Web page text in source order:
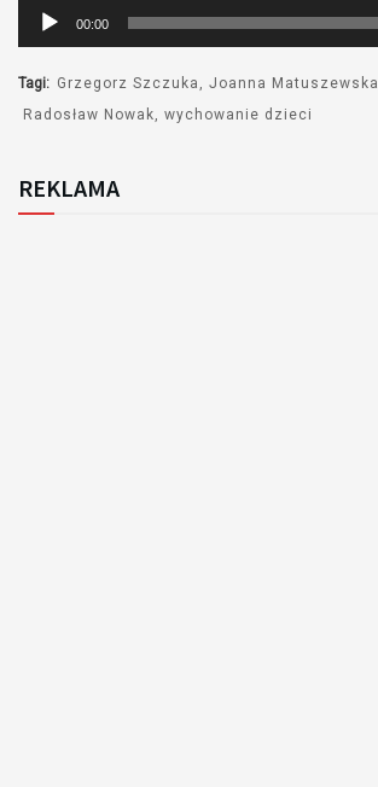
Odtwarzacz
plików
dźwiękowych
00:00
Tagi: Grzegorz Szczuka
Joanna Matuszewska
Radosław Nowak
wychowanie dzieci
REKLAMA